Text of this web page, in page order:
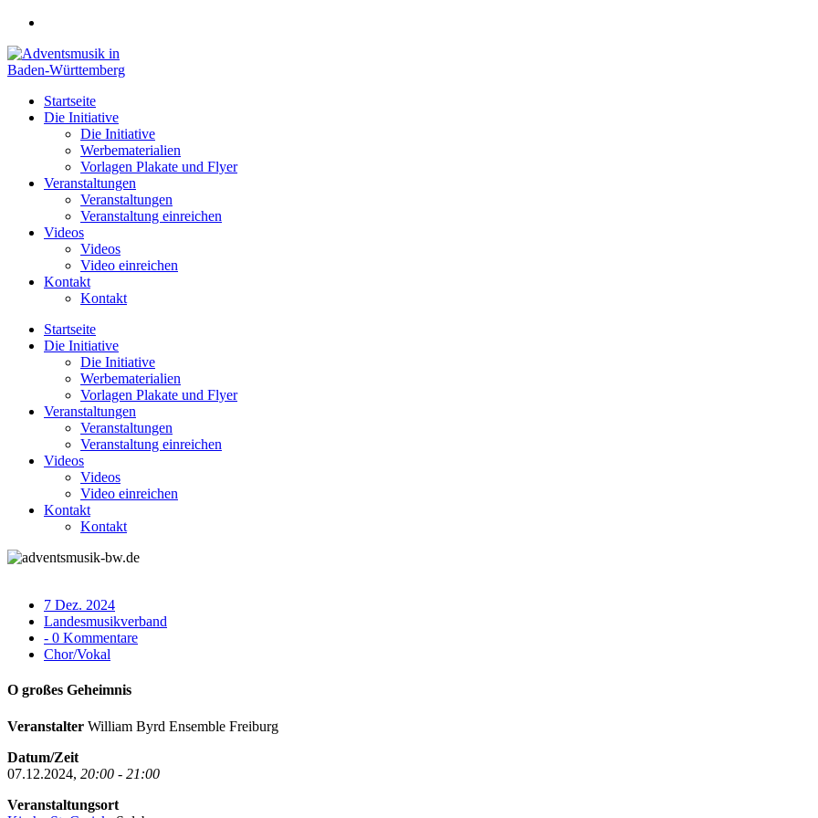
Zum
springen
Startseite
Die Initiative
Die Initiative
Werbematerialien
Vorlagen Plakate und Flyer
Veranstaltungen
Veranstaltungen
Veranstaltung einreichen
Videos
Videos
Video einreichen
Kontakt
Kontakt
Startseite
Die Initiative
Die Initiative
Werbematerialien
Vorlagen Plakate und Flyer
Veranstaltungen
Veranstaltungen
Veranstaltung einreichen
Videos
Videos
Video einreichen
Kontakt
Kontakt
7 Dez. 2024
Landesmusikverband
- 0 Kommentare
Chor/Vokal
O großes Geheimnis
Veranstalter William Byrd Ensemble Freiburg
Datum/Zeit
07.12.2024, 20:00 - 21:00
Veranstaltungsort